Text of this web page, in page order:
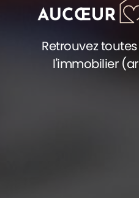
Retrouvez
l'immobilier